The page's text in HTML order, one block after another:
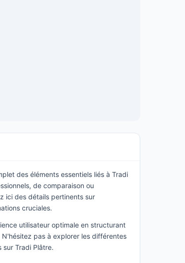
des éléments essentiels liés à Tradi
de comparaison ou
ici des détails pertinents sur
cruciales.
utilisateur optimale en structurant
pas à explorer les différentes
Tradi Plâtre.